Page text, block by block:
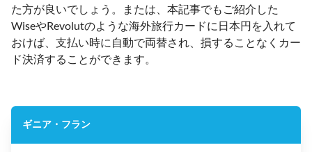
た方が良いでしょう。または、本記事でもご紹介した
WiseやRevolutのような海外旅行カードに日本円を入れて
おけば、支払い時に自動で両替され、損することなくカー
ド決済することができます。
ギニア・フラン